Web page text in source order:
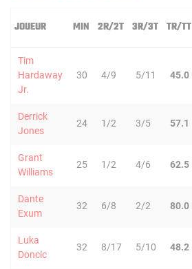
JOUEUR MIN 2R/2T 3R/3T TR/TT
Tim
Hardaway
Jr.
30 4/9 5/11 45.0
Derrick
Jones
24 1/2 3/5 57.1
Grant
Williams
25 1/2 4/6 62.5
Dante
Exum
32 6/8 2/2 80.0
Luka
Doncic
32 8/17 5/10 48.2